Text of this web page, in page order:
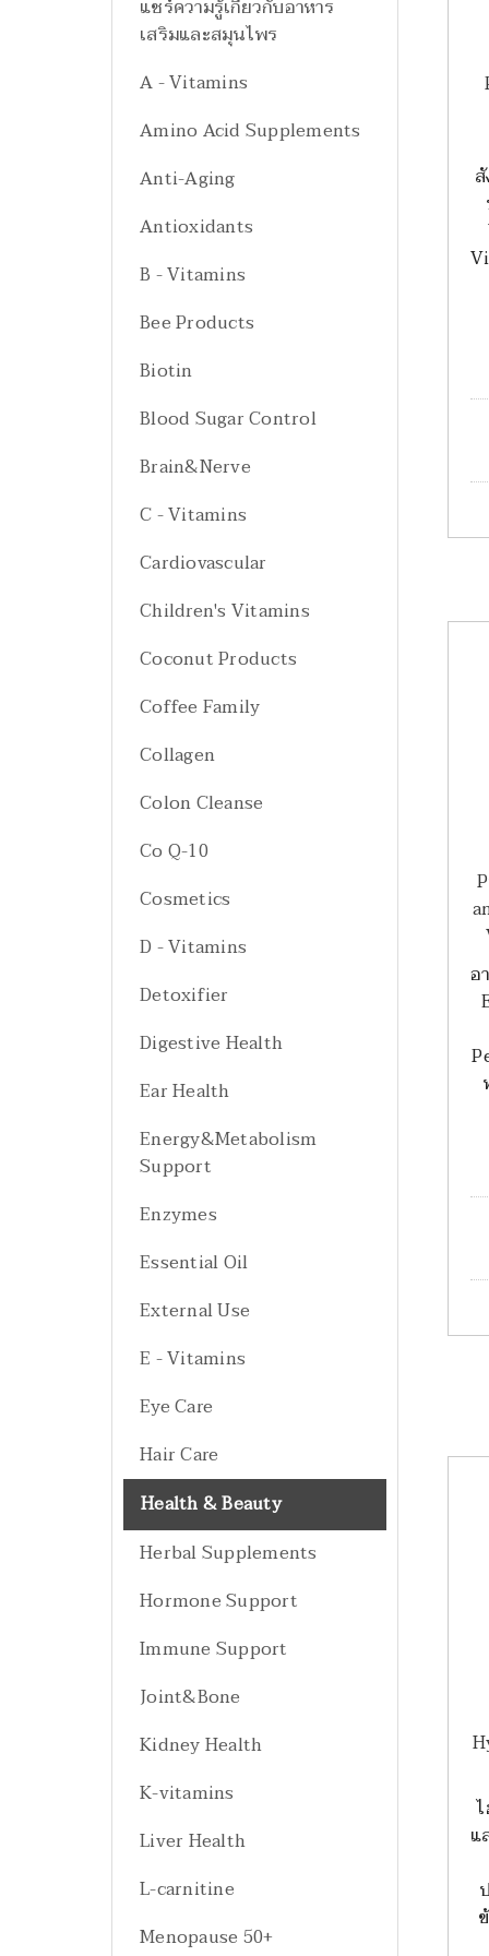
แชร์ความรู้เกี่ยวกับอาหาร
เสริมและสมุนไพร
A - Vitamins
Amino Acid Supplements
Anti-Aging
Antioxidants
B - Vitamins
Bee Products
Biotin
Blood Sugar Control
Brain&Nerve
C - Vitamins
Cardiovascular
Children's Vitamins
Coconut Products
Coffee Family
Collagen
Colon Cleanse
Co Q-10
Cosmetics
D - Vitamins
Detoxifier
Digestive Health
Ear Health
Energy&Metabolism
Support
Enzymes
Essential Oil
External Use
E - Vitamins
Eye Care
Hair Care
Health & Beauty
Herbal Supplements
Hormone Support
Immune Support
Joint&Bone
Kidney Health
K-vitamins
Liver Health
L-carnitine
Menopause 50+
อ
แ